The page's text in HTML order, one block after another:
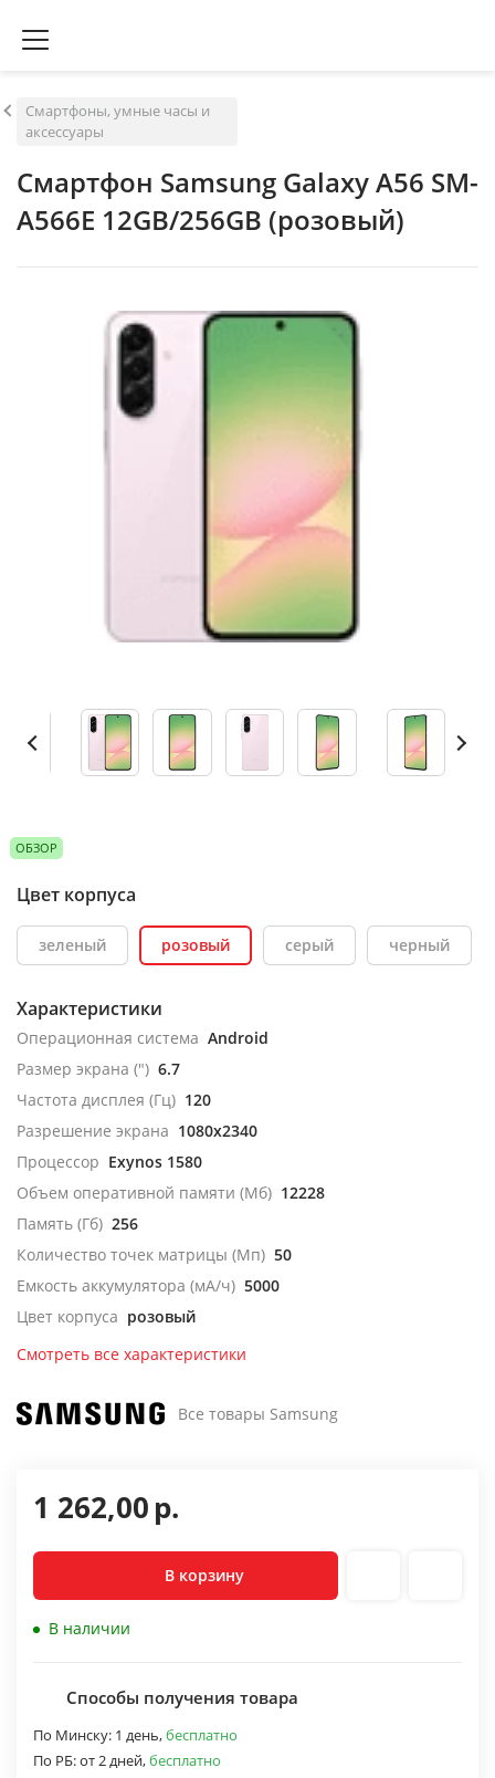
Смартфоны, умные часы и
аксессуары
Смартфон Samsung Galaxy A56 SM-
A566E 12GB/256GB (розовый)
ОБЗОР
Цвет корпуса
зеленый розовый серый черный
Характеристики
Операционная система Android
Размер экрана (") 6.7
Частота дисплея (Гц) 120
Разрешение экрана 1080x2340
Процессор Exynos 1580
Объем оперативной памяти (Мб) 12228
Память (Гб) 256
Количество точек матрицы (Мп) 50
Емкость аккумулятора (мА/ч) 5000
Цвет корпуса розовый
Смотреть все характеристики
Все товары Samsung
1 262,00р.
В корзину
В наличии
Способы получения товара
По Минску: 1 день,бесплатно
По РБ:от 2 дней,бесплатно